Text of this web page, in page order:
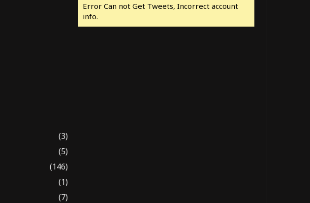
(3)
(5)
(146)
(1)
(7)
Error Can not Get Tweets, Incorrect account
info.